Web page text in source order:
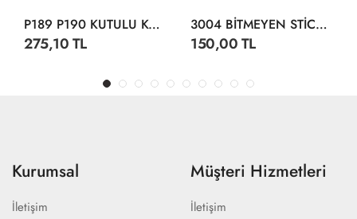
P189 P190 KUTULU KÖPÜK TABANCA
275,10 TL
3004 BİTMEYEN STİCKER SU ALTI DÜNYASI
150,00 TL
Kurumsal
İletişim
Müşteri Hizmetleri
İletişim